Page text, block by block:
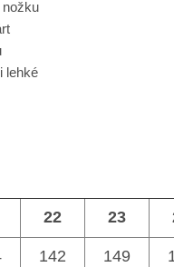
nožku
lehké
22 23
142 149